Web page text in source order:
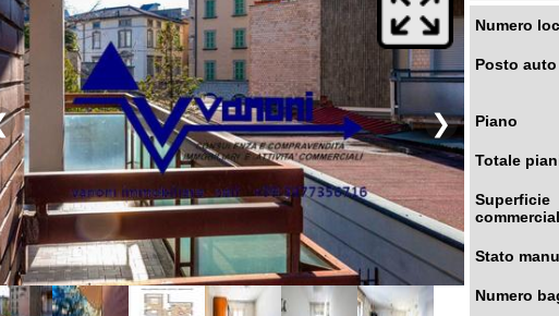
❯
Numero
Posto auto
Piano
Totale
Superficie
Stato
Numero